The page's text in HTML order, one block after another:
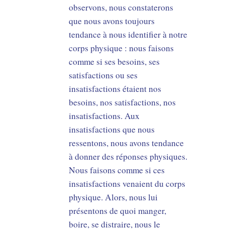
observons, nous constaterons
que nous avons toujours
tendance à nous identifier à notre
corps physique : nous faisons
comme si ses besoins, ses
satisfactions ou ses
insatisfactions étaient nos
besoins, nos satisfactions, nos
insatisfactions. Aux
insatisfactions que nous
ressentons, nous avons tendance
à donner des réponses physiques.
Nous faisons comme si ces
insatisfactions venaient du corps
physique. Alors, nous lui
présentons de quoi manger,
boire, se distraire, nous le